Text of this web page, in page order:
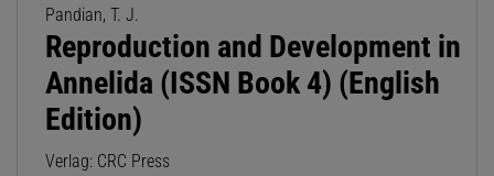
Pandian, T. J.
Reproduction and Development in
Annelida (ISSN Book 4) (English
Edition)
Verlag: CRC Press